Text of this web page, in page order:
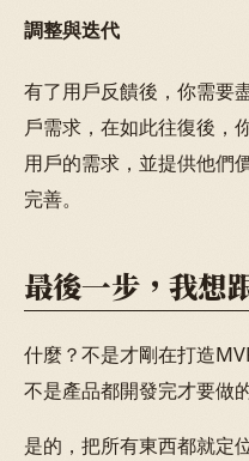
調整與迭代
有了用戶反饋後，你需要
戶需求，在如此往復後，
用戶的需求，並提供他們
完善。
最後一步，我想
什麼？不是才剛在打造
不是產品都開發完才要做
是的，把所有東西都就定